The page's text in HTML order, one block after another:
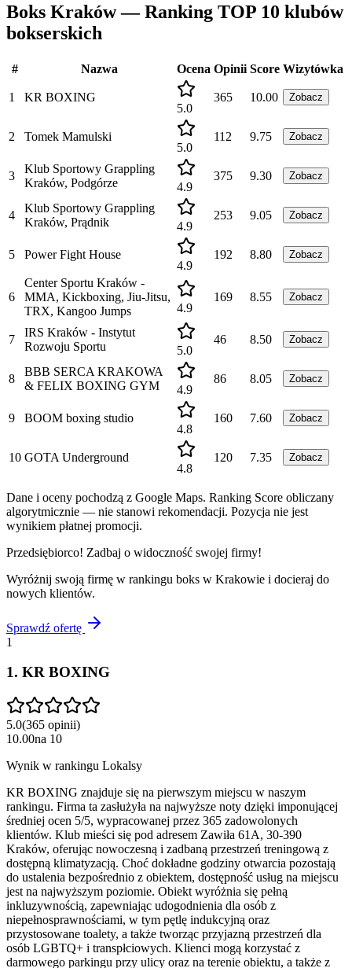
Boks Kraków — Ranking TOP 10 klubów
bokserskich
# Nazwa Ocena Opinii Score Wizytówka
1
KR BOXING
5.0
365 10.00 Zobacz
2
Tomek Mamulski
5.0
112 9.75 Zobacz
3
Klub Sportowy Grappling
Kraków, Podgórze
4.9
375 9.30 Zobacz
4
Klub Sportowy Grappling
Kraków, Prądnik
4.9
253 9.05 Zobacz
5
Power Fight House
4.9
192 8.80 Zobacz
6
Center Sportu Kraków -
MMA, Kiсkboxing, Jiu-Jitsu,
TRX, Kangoo Jumps
4.9
169 8.55 Zobacz
7
IRS Kraków - Instytut
Rozwoju Sportu
5.0
46 8.50 Zobacz
8
BBB SERCA KRAKOWA
& FELIX BOXING GYM
4.9
86 8.05 Zobacz
9
BOOM boxing studio
4.8
160 7.60 Zobacz
10 GOTA Underground
4.8
120 7.35 Zobacz
Dane i oceny pochodzą z Google Maps. Ranking Score obliczany
algorytmicznie — nie stanowi rekomendacji. Pozycja nie jest
wynikiem płatnej promocji.
Przedsiębiorco! Zadbaj o widoczność swojej firmy!
Wyróżnij swoją firmę w rankingu boks w Krakowie i docieraj do
nowych klientów.
Sprawdź ofertę
1
1. KR BOXING
5.0(365 opinii)
10.00na 10
Wynik w rankingu Lokalsy
KR BOXING znajduje się na pierwszym miejscu w naszym
rankingu. Firma ta zasłużyła na najwyższe noty dzięki imponującej
średniej ocen 5/5, wypracowanej przez 365 zadowolonych
klientów. Klub mieści się pod adresem Zawiła 61A, 30-390
Kraków, oferując nowoczesną i zadbaną przestrzeń treningową z
dostępną klimatyzacją. Choć dokładne godziny otwarcia pozostają
do ustalenia bezpośrednio z obiektem, dostępność usług na miejscu
jest na najwyższym poziomie. Obiekt wyróżnia się pełną
inkluzywnością, zapewniając udogodnienia dla osób z
niepełnosprawnościami, w tym pętlę indukcyjną oraz
przystosowane toalety, a także tworząc przyjazną przestrzeń dla
osób LGBTQ+ i transpłciowych. Klienci mogą korzystać z
darmowego parkingu przy ulicy oraz na terenie obiektu, a także z